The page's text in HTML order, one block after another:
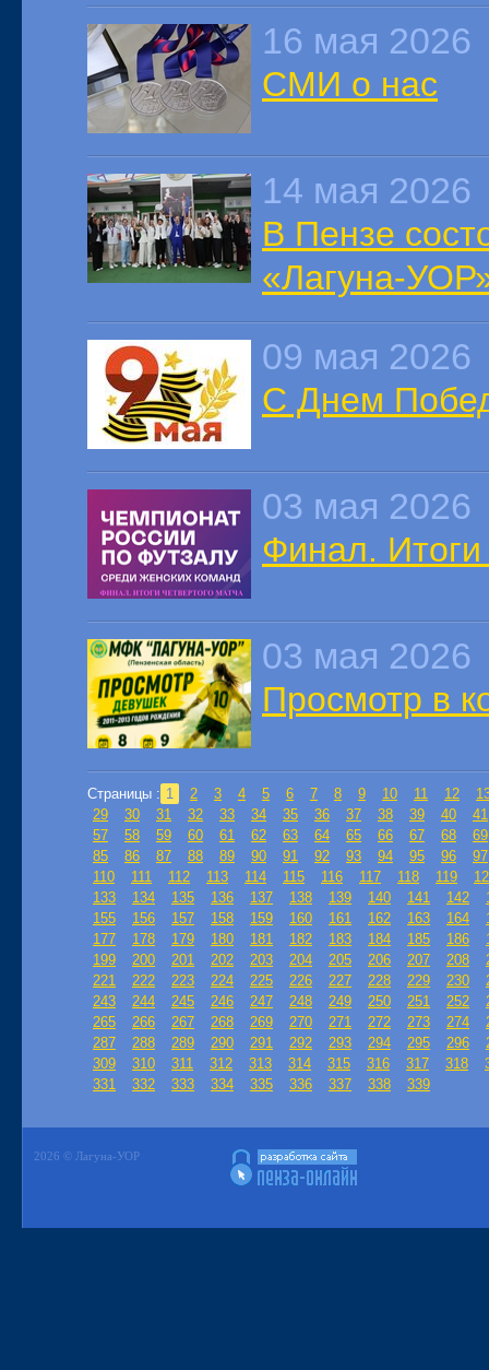
16 мая 2026
СМИ о нас
14 мая 2026
В Пензе
«Лагуна-
09 мая 2026
С Днем
03 мая 2026
Финал. Итоги
03 мая 2026
Просмотр в
Страницы : 1 2 3 4 5 6 7 8 9 10 11 12
29
30 31 32 33 34 35 36 37 38 39 40
41
57
58 59 60 61 62 63 64 65 66 67 68
69
85
86 87 88 89 90 91 92 93 94 95 96
97
110
111 112 113 114 115 116 117 118 119
133
134 135 136 137 138 139 140 141 142
155
156 157 158 159 160 161 162 163 164
177
178 179 180 181 182 183 184 185 186
199
200 201 202 203 204 205 206 207 208
221
222 223 224 225 226 227 228 229 230
243
244 245 246 247 248 249 250 251 252
265
266 267 268 269 270 271 272 273 274
287
288 289 290 291 292 293 294 295 296
309
310 311 312 313 314 315 316 317 318
331
332 333 334 335 336 337 338 339
2026 © Лагуна-УОР